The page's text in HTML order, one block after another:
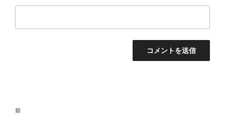
投
前
前